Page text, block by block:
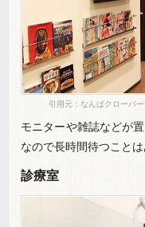
引用元：なんばクローバ
モニターや雑誌などが
なので長時間待つことは
診療室